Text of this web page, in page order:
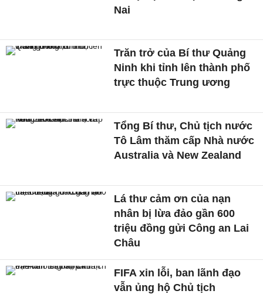
Nai
Trăn trở của Bí thư Quảng
Ninh khi tỉnh lên thành phố
trực thuộc Trung ương
Tổng Bí thư, Chủ tịch nước
Tô Lâm thăm cấp Nhà nước
Australia và New Zealand
Lá thư cảm ơn của nạn
nhân bị lừa đảo gần 600
triệu đồng gửi Công an Lai
Châu
FIFA xin lỗi, ban lãnh đạo
vẫn ủng hộ Chủ tịch